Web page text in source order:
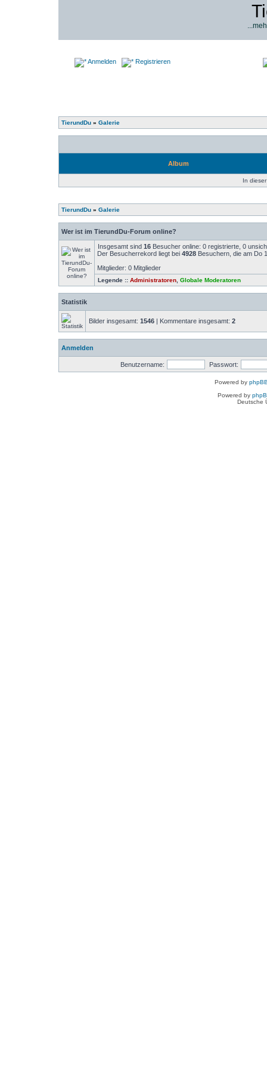
Anmelden Registrieren
TierundDu » Galerie
Album
In
TierundDu » Galerie
Wer ist im TierundDu-Forum online?
Insgesamt sind 16 Besucher online: 0 registrierte, 0
Der Besucherrekord liegt bei 4928 Besuchern, die am Do
Mitglieder: 0 Mitglieder
Legende :: Administratoren Globale Moderatoren
Statistik
Bilder insgesamt: 1546 | Kommentare insgesamt: 2
Anmelden
Benutzername: Passwort:
Powered by
Powered by
Deutsche